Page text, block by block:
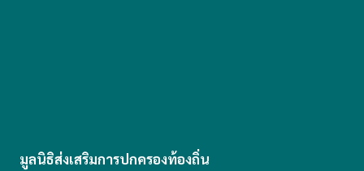
มูลนิธิส่งเสริมการปกครองท้องถิ่น